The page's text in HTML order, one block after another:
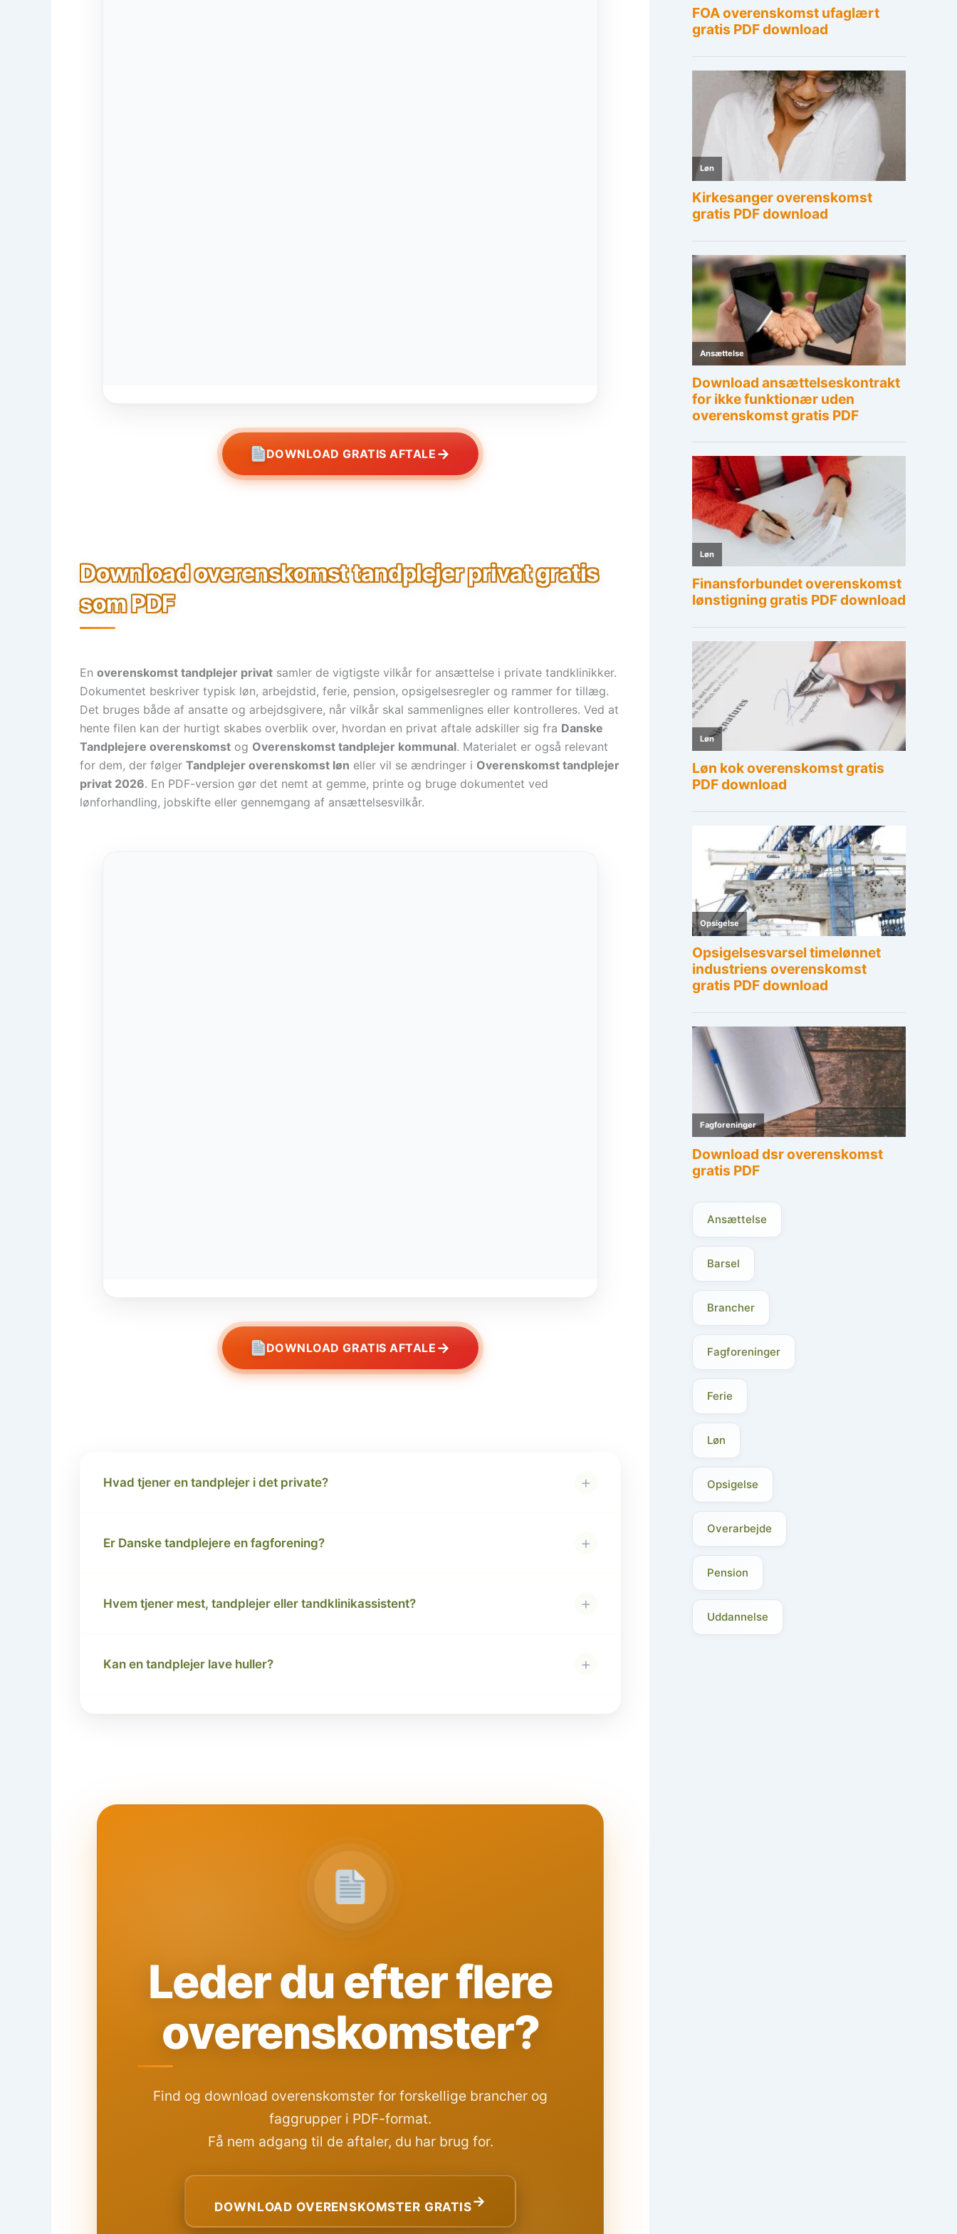
DOWNLOAD GRATIS AFTALE →
Download overenskomst tandplejer privat gratis
som PDF
En overenskomst tandplejer privat samler de vigtigste vilkår for ansættelse i private tandklinikker.
Dokumentet beskriver typisk løn, arbejdstid, ferie, pension, opsigelsesregler og rammer for tillæg.
Det bruges både af ansatte og arbejdsgivere, når vilkår skal sammenlignes eller kontrolleres. Ved at
hente filen kan der hurtigt skabes overblik over, hvordan en privat aftale adskiller sig fra Danske
Tandplejere overenskomst og Overenskomst tandplejer kommunal. Materialet er også relevant
for dem, der følger Tandplejer overenskomst løn eller vil se ændringer i Overenskomst tandplejer
privat 2026. En PDF-version gør det nemt at gemme, printe og bruge dokumentet ved
lønforhandling, jobskifte eller gennemgang af ansættelsesvilkår.
DOWNLOAD GRATIS AFTALE →
Hvad tjener en tandplejer i det private? +
Er Danske tandplejere en fagforening? +
Hvem tjener mest, tandplejer eller tandklinikassistent? +
Kan en tandplejer lave huller? +
Leder du efter flere
overenskomster?
Find og download overenskomster for forskellige brancher og
faggrupper i PDF-format.
Få nem adgang til de aftaler, du har brug for.
DOWNLOAD OVERENSKOMSTER GRATIS→
Ansættelse
Barsel
Brancher
Fagforeninger
Ferie
Løn
Opsigelse
Overarbejde
Pension
Uddannelse